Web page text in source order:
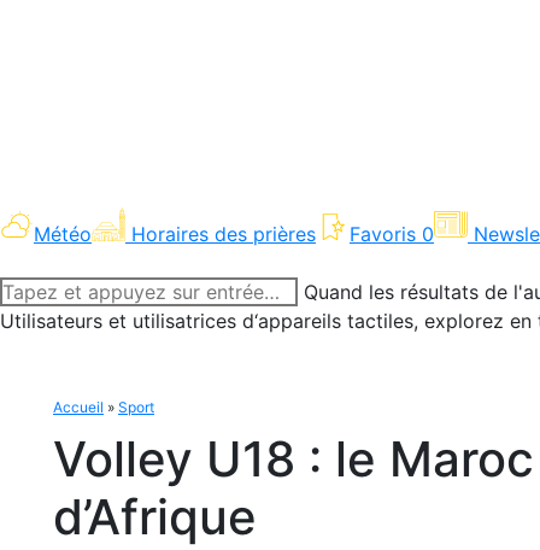
Météo Horaires des prières Favoris 0
Recherche
:
Quand les résultats de
Utilisateurs et utilisatrices d‘appareils tactiles, explorez
Accueil » Sport
Volley U18 : le
d’Afrique